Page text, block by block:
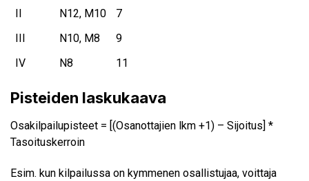
II
N12, M10
7
III
N10, M8
9
IV
N8 11
Pisteiden laskukaava
Osakilpailupisteet = [(Osanottajien lkm +1) – Sijoitus] *
Tasoituskerroin
Esim. kun kilpailussa on kymmenen osallistujaa, voittaja